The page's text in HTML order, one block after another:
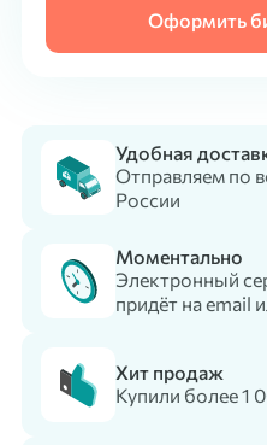
Оформить
Удобная
Отправляем по
России
Моментально
Электронный
придёт на email
Хит продаж
Купили более 1